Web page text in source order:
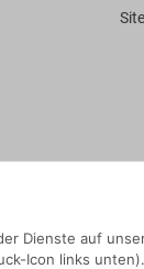
Dienste auf
Icon links